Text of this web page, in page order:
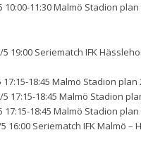
10:00-11:30 Malmö Stadion
19:00 Seriematch IFK
17:15-18:45 Malmö Stadion plan
17:15-18:45 Malmö Stadion
17:15-18:45 Malmö Stadion
16:00 Seriematch IFK Malmö –